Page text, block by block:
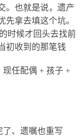
。也就是说，遗产
先拿去填这个坑。
时候才回头去找前
初收到的那笔钱
任配偶 + 孩子 +
了、遗嘱也重写